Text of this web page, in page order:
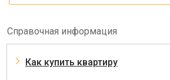
Справочная информация
Как купить квартиру